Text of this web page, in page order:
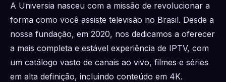
A Universia nasceu com a missão de revolucionar a
forma como você assiste televisão no Brasil. Desde a
nossa fundação, em 2020, nos dedicamos a oferecer
a mais completa e estável experiência de IPTV, com
um catálogo vasto de canais ao vivo, filmes e séries
em alta definição, incluindo conteúdo em 4K.